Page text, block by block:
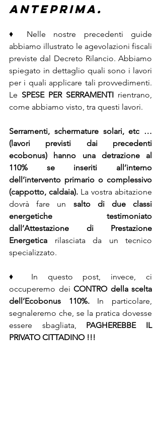
anteprima.
♦ Nelle nostre precedenti guide
abbiamo illustrato le agevolazioni fiscali
previste dal Decreto Rilancio. Abbiamo
spiegato in dettaglio quali sono i lavori
per i quali applicare tali provvedimenti.
Le SPESE PER SERRAMENTI rientrano,
come abbiamo visto, tra questi lavori.
Serramenti, schermature solari, etc …
(lavori previsti dai precedenti
ecobonus) hanno una detrazione al
110% se inseriti all’interno
dell’intervento primario o complessivo
(cappotto, caldaia). La vostra abitazione
dovrà fare un salto di due classi
energetiche testimoniato
dall’Attestazione di Prestazione
Energetica rilasciata da un tecnico
specializzato.
♦ In questo post, invece, ci
occuperemo dei CONTRO della scelta
dell’Ecobonus 110%. In particolare,
segnaleremo che, se la pratica dovesse
essere sbagliata, PAGHEREBBE IL
PRIVATO CITTADINO !!!